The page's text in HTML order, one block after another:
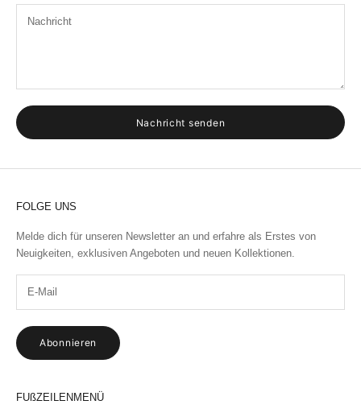
Nachricht senden
FOLGE UNS
Melde dich für unseren Newsletter an und erfahre als Erstes von
Neuigkeiten, exklusiven Angeboten und neuen Kollektionen.
Abonnieren
FUßZEILENMENÜ